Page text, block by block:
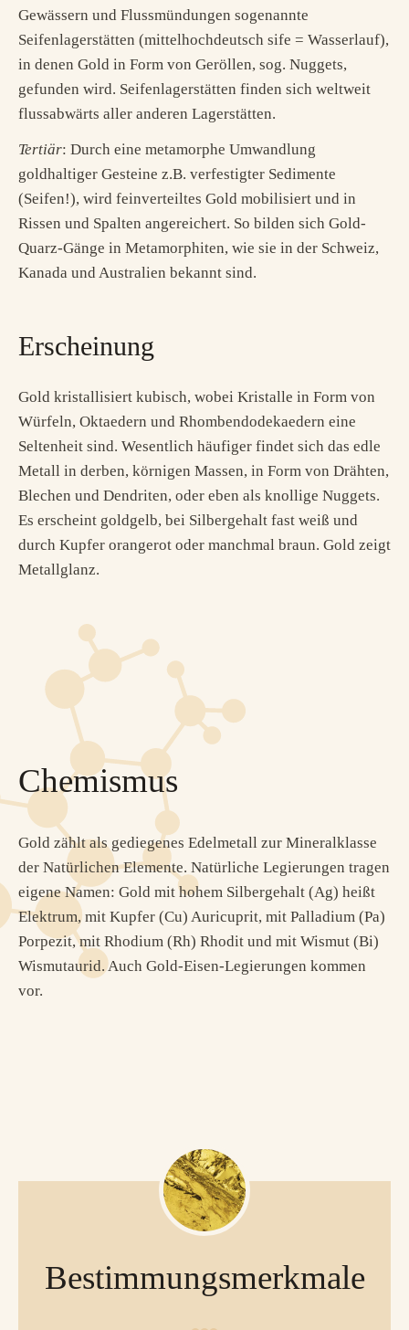
Gewässern und Flussmündungen sogenannte
Seifenlagerstätten (mittelhochdeutsch sife = Wasserlauf),
in denen Gold in Form von Geröllen, sog. Nuggets,
gefunden wird. Seifenlagerstätten finden sich weltweit
flussabwärts aller anderen Lagerstätten.
Tertiär: Durch eine metamorphe Umwandlung
goldhaltiger Gesteine z.B. verfestigter Sedimente
(Seifen!), wird feinverteiltes Gold mobilisiert und in
Rissen und Spalten angereichert. So bilden sich Gold-
Quarz-Gänge in Metamorphiten, wie sie in der Schweiz,
Kanada und Australien bekannt sind.
Erscheinung
Gold kristallisiert kubisch, wobei Kristalle in Form von
Würfeln, Oktaedern und Rhombendodekaedern eine
Seltenheit sind. Wesentlich häufiger findet sich das edle
Metall in derben, körnigen Massen, in Form von Drähten,
Blechen und Dendriten, oder eben als knollige Nuggets.
Es erscheint goldgelb, bei Silbergehalt fast weiß und
durch Kupfer orangerot oder manchmal braun. Gold zeigt
Metallglanz.
Chemismus
Gold zählt als gediegenes Edelmetall zur Mineralklasse
der Natürlichen Elemente. Natürliche Legierungen tragen
eigene Namen: Gold mit hohem Silbergehalt (Ag) heißt
Elektrum, mit Kupfer (Cu) Auricuprit, mit Palladium (Pa)
Porpezit, mit Rhodium (Rh) Rhodit und mit Wismut (Bi)
Wismutaurid. Auch Gold-Eisen-Legierungen kommen
vor.
Bestimmungsmerkmale